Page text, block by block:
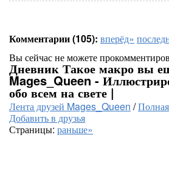
Комментарии (105): вперёд»
Вы сейчас не можете
Дневник Такое макро вы
Mages_Queen -
обо всем на свете |
Лента друзей Mages_Queen /
Добавить в друзья
Страницы: раньше»